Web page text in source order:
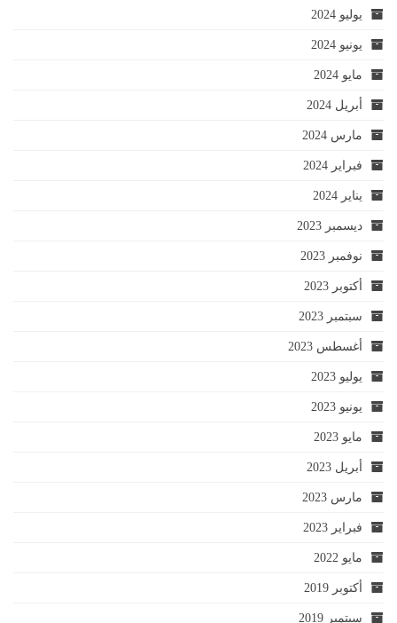
يوليو 2024
يونيو 2024
مايو 2024
أبريل 2024
مارس 2024
فبراير 2024
يناير 2024
ديسمبر 2023
نوفمبر 2023
أكتوبر 2023
سبتمبر 2023
أغسطس 2023
يوليو 2023
يونيو 2023
مايو 2023
أبريل 2023
مارس 2023
فبراير 2023
مايو 2022
أكتوبر 2019
سبتمبر 2019